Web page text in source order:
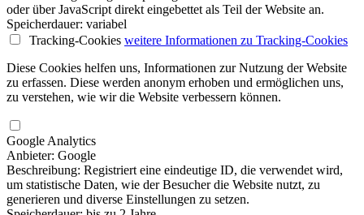
oder über JavaScript direkt eingebettet als Teil der Website an.
Speicherdauer: variabel
Tracking-Cookies weitere Informationen zu Tracking-Cookies
Diese Cookies helfen uns, Informationen zur Nutzung der Website
zu erfassen. Diese werden anonym erhoben und ermöglichen uns,
zu verstehen, wie wir die Website verbessern können.
Google Analytics
Anbieter: Google
Beschreibung: Registriert eine eindeutige ID, die verwendet wird,
um statistische Daten, wie der Besucher die Website nutzt, zu
generieren und diverse Einstellungen zu setzen.